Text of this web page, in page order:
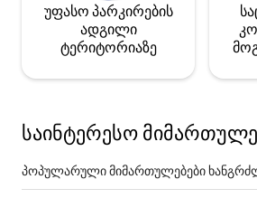
უფასო პარკირების
ადგილი
ტერიტორიაზე
საინტერესო
პოპულარული მიმართულებები